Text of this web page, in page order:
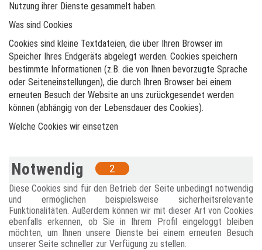
Nutzung ihrer Dienste gesammelt haben.
Was sind Cookies
Cookies sind kleine Textdateien, die über Ihren Browser im
Speicher Ihres Endgeräts abgelegt werden. Cookies speichern
bestimmte Informationen (z.B. die von Ihnen bevorzugte Sprache
oder Seiteneinstellungen), die durch Ihren Browser bei einem
erneuten Besuch der Website an uns zurückgesendet werden
können (abhängig von der Lebensdauer des Cookies).
Welche Cookies wir einsetzen
Notwendig 2
Diese Cookies sind für den Betrieb der Seite unbedingt notwendig
und ermöglichen beispielsweise sicherheitsrelevante
Funktionalitäten. Außerdem können wir mit dieser Art von Cookies
ebenfalls erkennen, ob Sie in Ihrem Profil eingeloggt bleiben
möchten, um Ihnen unsere Dienste bei einem erneuten Besuch
unserer Seite schneller zur Verfügung zu stellen.